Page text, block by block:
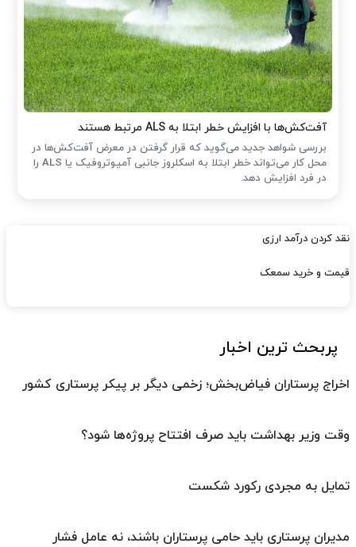
آفت‌کش‌ها با افزایش خطر ابتلا به ALS مرتبط هستند
بررسی شواهد جدید می‌گوید که قرار گرفتن در معرض آفت‌کش‌ها در
محل کار می‌تواند خطر ابتلا به اسکلروز جانبی آمیوتروفیک یا ALS را
در فرد افزایش دهد.
نقد کردن درآمد ارزی
قیمت و خرید سمعک
پربحث ترین اخبار
اخراج پرستاران فیاض‌بخش؛ زخمی دیگر بر پیکر پرستاری کشور
وقت وزیر بهداشت باید صرف افتتاح پروژه‌ها شود؟
تمایل به مجردی رکورد شکست
مدیران پرستاری باید حامی پرستاران باشند، نه عامل فشار